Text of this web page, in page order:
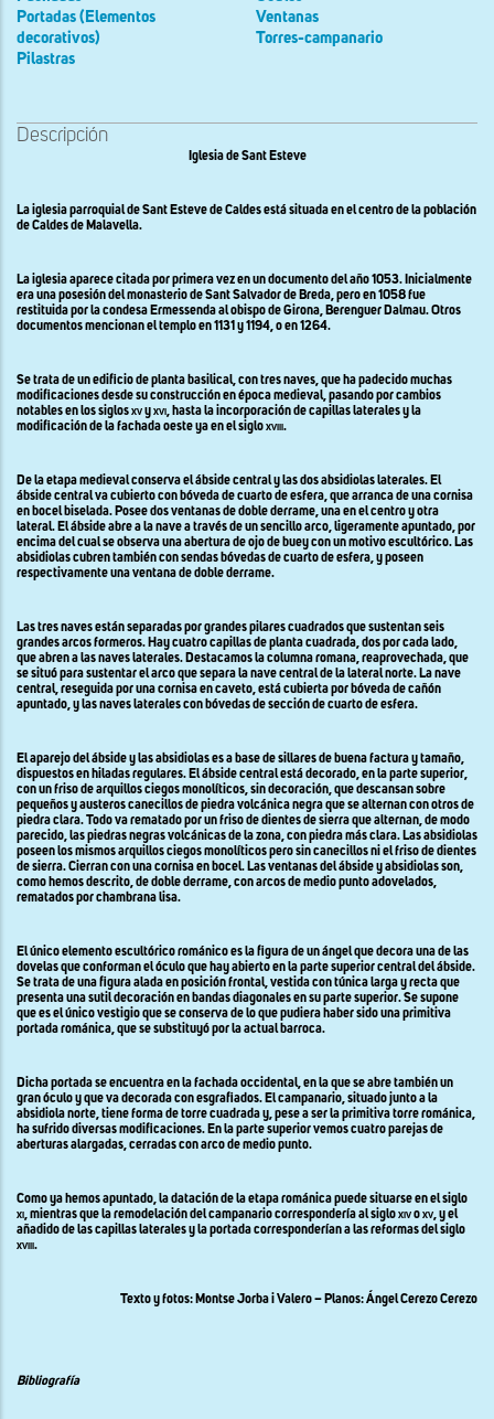
Portadas (Elementos
decorativos)
Pilastras
Ventanas
Torres-campanario
Descripción
Iglesia de Sant Esteve
La iglesia parroquial de Sant Esteve de Caldes está situada en el centro de la población
de Caldes de Malavella.
La iglesia aparece citada por primera vez en un documento del año 1053. Inicialmente
era una posesión del monasterio de Sant Salvador de Breda, pero en 1058 fue
restituida por la condesa Ermessenda al obispo de Girona, Berenguer Dalmau. Otros
documentos mencionan el templo en 1131 y 1194, o en 1264.
Se trata de un edificio de planta basilical, con tres naves, que ha padecido muchas
modificaciones desde su construcción en época medieval, pasando por cambios
notables en los siglosxvy xvi, hasta la incorporación de capillas laterales y la
modificación de la fachada oeste ya en el sigloxviii.
De la etapa medieval conserva el ábside central y las dos absidiolas laterales. El
ábside central va cubierto con bóveda de cuarto de esfera, que arranca de una cornisa
en bocel biselada. Posee dos ventanas de doble derrame, una en el centro y otra
lateral. El ábside abre a la nave a través de un sencillo arco, ligeramente apuntado, por
encima del cual se observa una abertura de ojo de buey con un motivo escultórico. Las
absidiolas cubren también con sendas bóvedas de cuarto de esfera, y poseen
respectivamente una ventana de doble derrame.
Las tres naves están separadas por grandes pilares cuadrados que sustentan seis
grandes arcos formeros. Hay cuatro capillas de planta cuadrada, dos por cada lado,
que abren a las naves laterales. Destacamos la columna romana, reaprovechada, que
se situó para sustentar el arco que separa la nave central de la lateral norte. La nave
central, reseguida por una cornisa en caveto, está cubierta por bóveda de cañón
apuntado, y las naves laterales con bóvedas de sección de cuarto de esfera.
El aparejo del ábside y las absidiolas es a base de sillares de buena factura y tamaño,
dispuestos en hiladas regulares. El ábside central está decorado, en la parte superior,
con un friso de arquillos ciegos monolíticos, sin decoración, que descansan sobre
pequeños y austeros canecillos de piedra volcánica negra que se alternan con otros de
piedra clara. Todo va rematado por un friso de dientes de sierra que alternan, de modo
parecido, las piedras negras volcánicas de la zona, con piedra más clara. Las absidiolas
poseen los mismos arquillos ciegos monolíticos pero sin canecillos ni el friso de dientes
de sierra. Cierran con una cornisa en bocel. Las ventanas del ábside y absidiolas son,
como hemos descrito, de doble derrame, con arcos de medio punto adovelados,
rematados por chambrana lisa.
El único elemento escultórico románico es la figura de un ángel que decora una de las
dovelas que conforman el óculo que hay abierto en la parte superior central del ábside.
Se trata de una figura alada en posición frontal, vestida con túnica larga y recta que
presenta una sutil decoración en bandas diagonales en su parte superior. Se supone
que es el único vestigio que se conserva de lo que pudiera haber sido una primitiva
portada románica, que se substituyó por la actual barroca.
Dicha portada se encuentra en la fachada occidental, en la que se abre también un
gran óculo y que va decorada con esgrafiados. El campanario, situado junto a la
absidiola norte, tiene forma de torre cuadrada y, pese a ser la primitiva torre románica,
ha sufrido diversas modificaciones. En la parte superior vemos cuatro parejas de
aberturas alargadas, cerradas con arco de medio punto.
Como ya hemos apuntado, la datación de la etapa románica puede situarse en el siglo
xi,mientras que la remodelación del campanario correspondería al sigloxivoxv, y el
añadido de las capillas laterales y la portada corresponderían a las reformas del siglo
xviii.
Texto y fotos: Montse Jorba i Valero – Planos: Ángel Cerezo Cerezo
Bibliografía